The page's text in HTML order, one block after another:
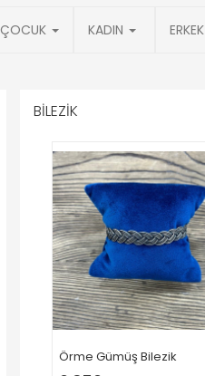
ÇOCUK KADIN ERKEK
BİLEZİK
Örme Gümüş Bilezik